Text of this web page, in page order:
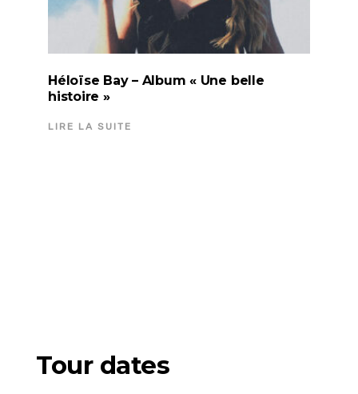
Héloïse Bay – Album « Une belle
histoire »
LIRE LA SUITE
Tour dates